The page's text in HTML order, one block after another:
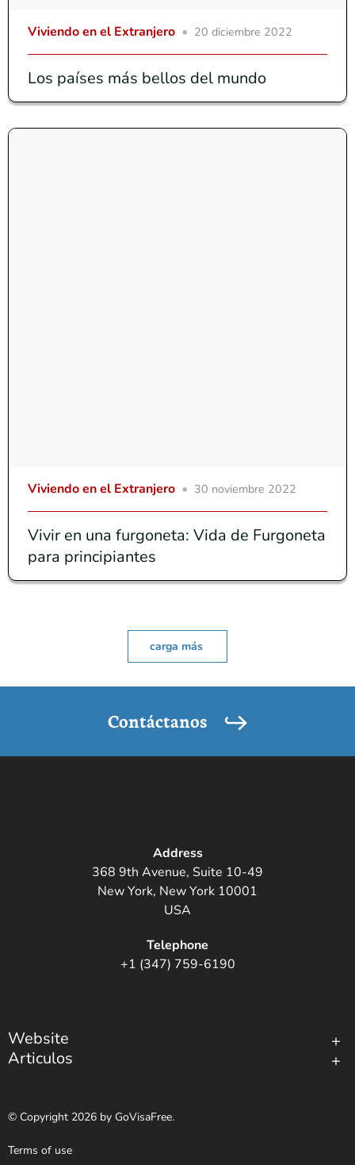
Viviendo en el Extranjero 20 diciembre 2022
Los países más bellos del mundo
Viviendo en el Extranjero 30 noviembre 2022
Vivir en una furgoneta: Vida de Furgoneta
para principiantes
carga más
Contáctanos
Address
368 9th Avenue, Suite 10-49
New York, New York 10001
USA
Telephone
+1 (347) 759-6190
Website
Articulos
© Copyright 2026 by GoVisaFree.
Terms of use